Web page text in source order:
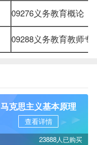
09276义务教育概论
09288义务教育教师
马克思主义基本原理
查看详情
23888人已购买